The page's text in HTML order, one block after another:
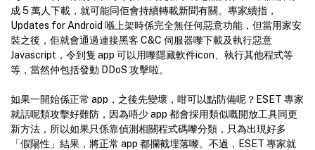
成 5 萬人下載，就可能同佢會持續轉載新聞有關。專家續指，
Updates for Android 喺上架時係完全無任何惡意功能，但當用家安
裝之後，佢就會通過連接黑客 C&C 伺服器嚟下載及執行惡意
Javascript，令到隻 app 可以用嚟隱藏軟件icon、執行其他程式等
等，當然仲包括發動 DDoS 攻擊啦。
如果一開始係正常 app，之後先變壞，咁可以點防備呢？ESET 專家
就話呢類攻擊好難防，因為唔少 app 都會採用類似嘅開放工具同更
新方法，所以如果只係靠偵測相關程式碼嚟分類，只為出現好多
「假陽性」結果，將正常 app 都攔截埋落嚟。不過，ESET 專家就